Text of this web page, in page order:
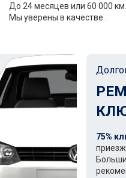
До 24 месяцев или 60 000 км.
Мы уверены в качестве .
75%